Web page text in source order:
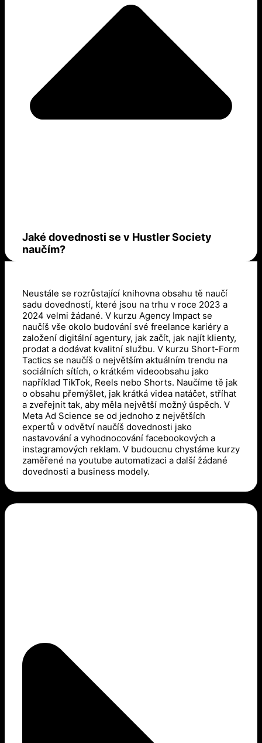
Jaké dovednosti se v Hustler Society
naučím?
Neustále se rozrůstající knihovna obsahu tě naučí
sadu dovedností, které jsou na trhu v roce 2023 a
2024 velmi žádané. V kurzu Agency Impact se
naučíš vše okolo budování své freelance kariéry a
založení digitální agentury, jak začít, jak najít klienty,
prodat a dodávat kvalitní službu. V kurzu Short-Form
Tactics se naučíš o největším aktuálním trendu na
sociálních sítích, o krátkém videoobsahu jako
například TikTok, Reels nebo Shorts. Naučíme tě jak
o obsahu přemýšlet, jak krátká videa natáčet, stříhat
a zveřejnit tak, aby měla největší možný úspěch. V
Meta Ad Science se od jednoho z největších
expertů v odvětví naučíš dovednosti jako
nastavování a vyhodnocování facebookových a
instagramových reklam. V budoucnu chystáme kurzy
zaměřené na youtube automatizaci a další žádané
dovednosti a business modely.